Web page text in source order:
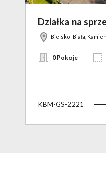
Działka na
Bielsko-Biała,
0 Pokoje
KBM-GS-2221